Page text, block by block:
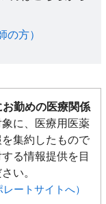
の方）​
勤めの医療関係
象に、医療用医薬
集約したもので
る情報提供を目
い。
ートサイトへ）